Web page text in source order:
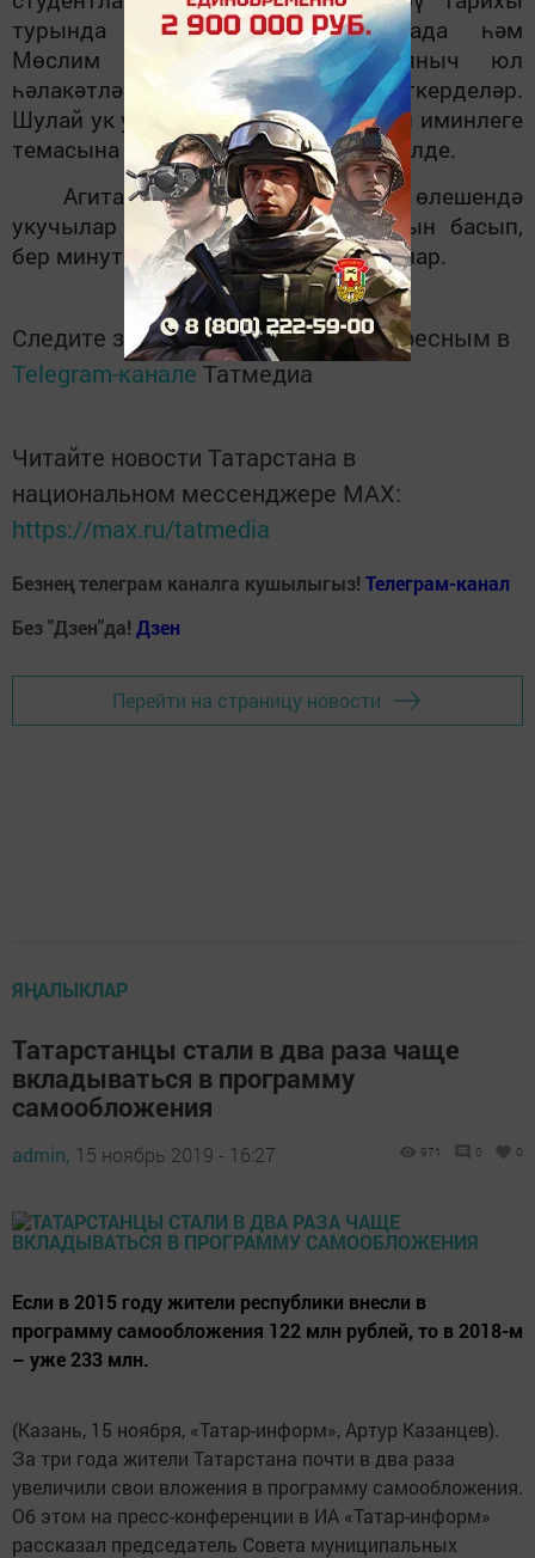
турында мәгълүмат, республикада һәм
Мөслим районында булган аяныч юл
һәлакәтләре мисалларын җиткерделәр.
Шулай ук укучылар игътибарына юл иминлеге
темасына фильмнар да тәкъдим ителде.
Агитацион чараның йомгаклау өлешендә
укучылар юл һәлакәте корбаннарын басып,
бер минут тынлык белән искә алдылар.
Следите за самым важным и интересным в
Telegram-канале Татмедиа
Читайте новости Татарстана в
национальном мессенджере MАХ:
https://max.ru/tatmedia
Безнең телеграм каналга кушылыгыз! Телеграм-канал
Без "Дзен"да! Дзен
Перейти на страницу новости
ЯҢАЛЫКЛАР
Татарстанцы стали в два раза чаще
вкладываться в программу
самообложения
admin, 15 ноябрь 2019 - 16:27 971 0 0
Если в 2015 году жители республики внесли в
программу самообложения 122 млн рублей, то в 2018-м
– уже 233 млн.
(Казань, 15 ноября, «Татар-информ», Артур Казанцев).
За три года жители Татарстана почти в два раза
увеличили свои вложения в программу самообложения.
Об этом на пресс-конференции в ИА «Татар-информ»
рассказал председатель Совета муниципальных